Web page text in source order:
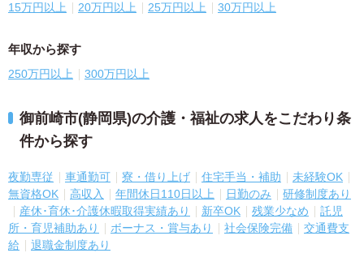
15万円以上 20万円以上 25万円以上 30万円以上
年収から探す
250万円以上 300万円以上
御前崎市(静岡県)の介護・福祉の求人をこだわり条
件から探す
夜勤専従 車通勤可 寮・借り上げ 住宅手当・補助
未経験OK
無資格OK
高収入 年間休日110日以上 日勤のみ
研修制度あり
産休･育休･介護休暇取得実績あり
新卒OK 残業少なめ
託児
所・育児補助あり
ボーナス・賞与あり 社会保険完備
交通費支
給
退職金制度あり